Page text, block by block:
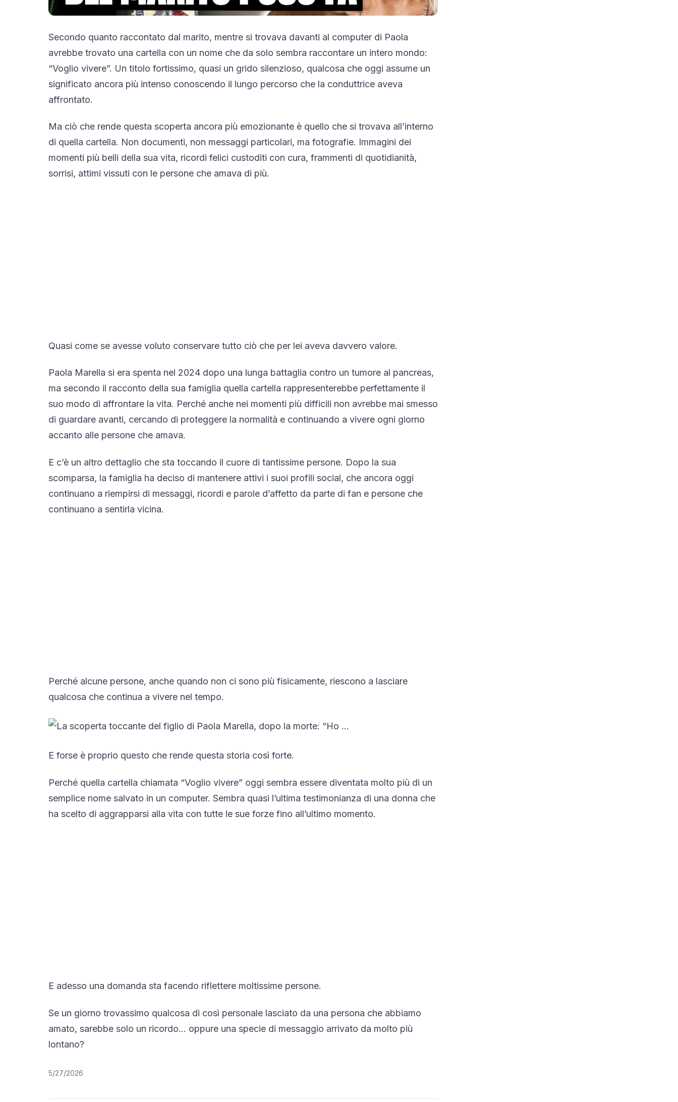
Secondo quanto raccontato dal marito, mentre si trovava davanti al computer di Paola
avrebbe trovato una cartella con un nome che da solo sembra raccontare un intero mondo:
“Voglio vivere”. Un titolo fortissimo, quasi un grido silenzioso, qualcosa che oggi assume un
significato ancora più intenso conoscendo il lungo percorso che la conduttrice aveva
affrontato.
Ma ciò che rende questa scoperta ancora più emozionante è quello che si trovava all’interno
di quella cartella. Non documenti, non messaggi particolari, ma fotografie. Immagini dei
momenti più belli della sua vita, ricordi felici custoditi con cura, frammenti di quotidianità,
sorrisi, attimi vissuti con le persone che amava di più.
Quasi come se avesse voluto conservare tutto ciò che per lei aveva davvero valore.
Paola Marella si era spenta nel 2024 dopo una lunga battaglia contro un tumore al pancreas,
ma secondo il racconto della sua famiglia quella cartella rappresenterebbe perfettamente il
suo modo di affrontare la vita. Perché anche nei momenti più difficili non avrebbe mai smesso
di guardare avanti, cercando di proteggere la normalità e continuando a vivere ogni giorno
accanto alle persone che amava.
E c’è un altro dettaglio che sta toccando il cuore di tantissime persone. Dopo la sua
scomparsa, la famiglia ha deciso di mantenere attivi i suoi profili social, che ancora oggi
continuano a riempirsi di messaggi, ricordi e parole d’affetto da parte di fan e persone che
continuano a sentirla vicina.
Perché alcune persone, anche quando non ci sono più fisicamente, riescono a lasciare
qualcosa che continua a vivere nel tempo.
E forse è proprio questo che rende questa storia così forte.
Perché quella cartella chiamata “Voglio vivere” oggi sembra essere diventata molto più di un
semplice nome salvato in un computer. Sembra quasi l’ultima testimonianza di una donna che
ha scelto di aggrapparsi alla vita con tutte le sue forze fino all’ultimo momento.
E adesso una domanda sta facendo riflettere moltissime persone.
Se un giorno trovassimo qualcosa di così personale lasciato da una persona che abbiamo
amato, sarebbe solo un ricordo… oppure una specie di messaggio arrivato da molto più
lontano?
5/27/2026